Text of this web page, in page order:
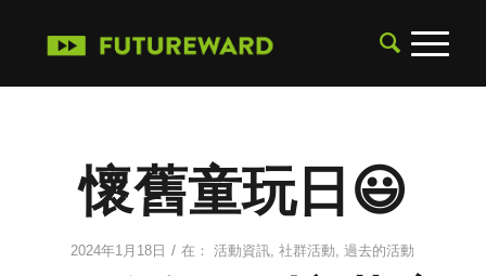
懷舊童玩日😃
2024年1月18日 / 在：活動資訊,社群活動,過去的活動